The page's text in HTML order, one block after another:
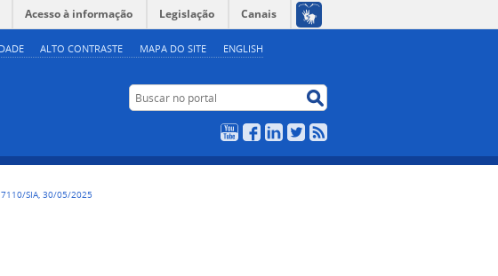
ALTO CONTRASTE MAPA DO SITE ENGLISH
Acesso à informação Legislação Canais
Buscar no portal
YouTubeFacebookLinkedIn
Twitter
SIA, 30/05/2025